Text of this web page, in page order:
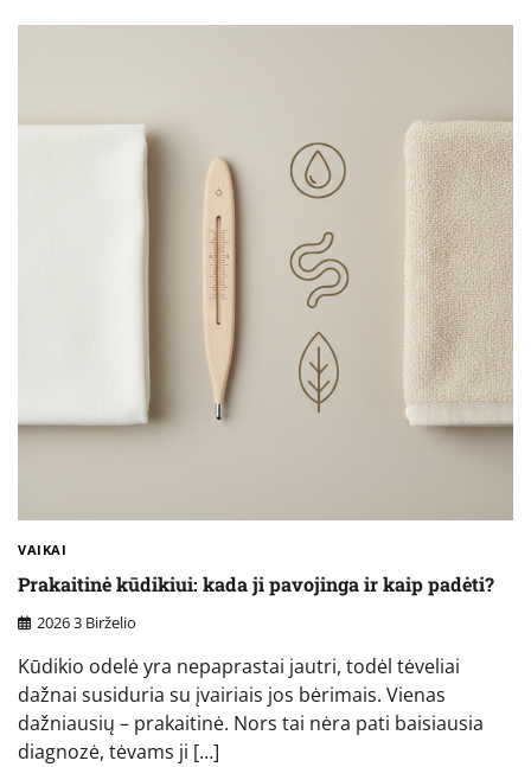
VAIKAI
Prakaitinė kūdikiui: kada ji pavojinga ir kaip padėti?
2026 3 Birželio
Kūdikio odelė yra nepaprastai jautri, todėl tėveliai
dažnai susiduria su įvairiais jos bėrimais. Vienas
dažniausių – prakaitinė. Nors tai nėra pati baisiausia
diagnozė, tėvams ji […]